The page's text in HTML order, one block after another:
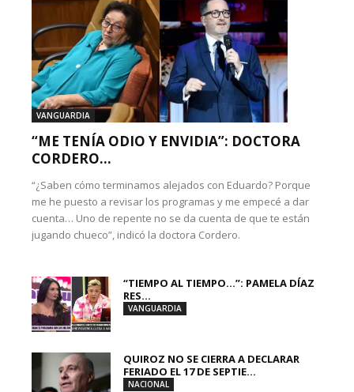
VANGUARDIA
“ME TENÍA ODIO Y ENVIDIA”: DOCTORA
CORDERO...
“¿Saben cómo terminamos alejados con Eduardo? Porque
me he puesto a revisar los programas y me empecé a dar
cuenta… Uno de repente no se da cuenta de que te están
jugando chueco”, indicó la doctora Cordero.
“TIEMPO AL TIEMPO…”: PAMELA DÍAZ
RES...
VANGUARDIA
QUIROZ NO SE CIERRA A DECLARAR
FERIADO EL 17 DE SEPTIE...
NACIONAL